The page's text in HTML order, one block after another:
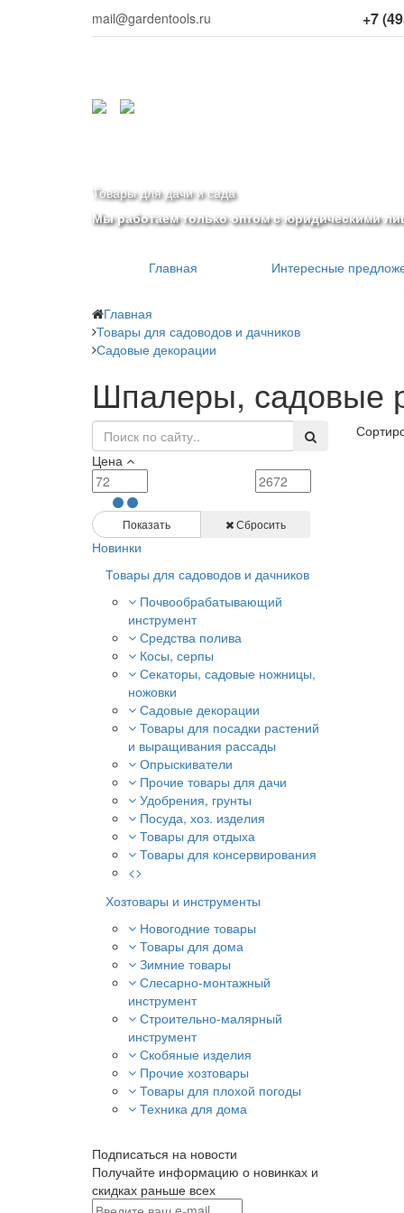
mail@gardentools.ru +7
Товары для дачи и сада
Мы работаем только оптом с юридическими
Главная
Интересные
Главная
Товары для садоводов и дачников
Садовые декорации
Шпалеры, садовые
Цена
Показать Сбросить
Новинки
Товары для садоводов и дачников
Почвообрабатывающий
инструмент
Средства полива
Косы, серпы
Секаторы, садовые ножницы,
ножовки
Садовые декорации
Товары для посадки растений
и выращивания рассады
Опрыскиватели
Прочие товары для дачи
Удобрения, грунты
Посуда, хоз. изделия
Товары для отдыха
Товары для консервирования
<>
Хозтовары и инструменты
Новогодние товары
Товары для дома
Зимние товары
Слесарно-монтажный
инструмент
Строительно-малярный
инструмент
Скобяные изделия
Прочие хозтовары
Товары для плохой погоды
Техника для дома
Подписаться на новости
Получайте информацию о новинках и
скидках раньше всех